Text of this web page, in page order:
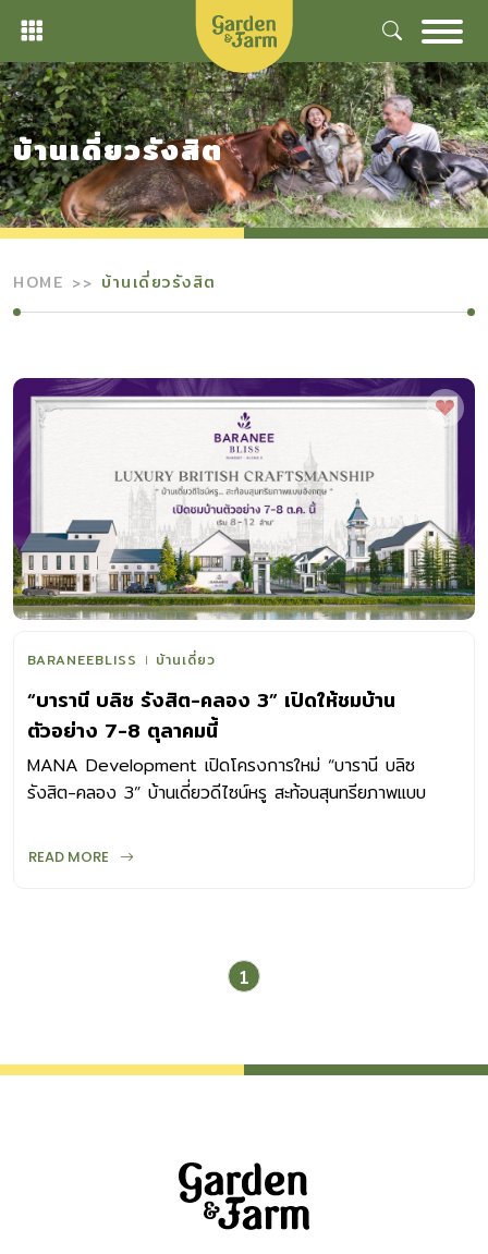
Skip
content
บ้านเดี่ยวรังสิต
HOME บ้านเดี่ยวรังสิต
BARANEEBLISS บ้านเดี่ยว
“บารานี บลิซ รังสิต-คลอง 3” เปิดให้ชมบ้าน
ตัวอย่าง 7-8 ตุลาคมนี้
MANA Development เปิดโครงการใหม่ “บารานี บลิซ
รังสิต-คลอง 3” บ้านเดี่ยวดีไซน์หรู สะท้อนสุนทรียภาพแบบ
ตัวอย่างครั้งแรก วันที่ 7 – 8 ต.ค. นี้ จองแปลงสวย ใกล้
ที่ดินใหญ่ พื้นที่กว้างขวาง 300 ตร.ม.พร้อม Extra
ดีไซน์ Double Volume สูง 6.3
READ MORE
1